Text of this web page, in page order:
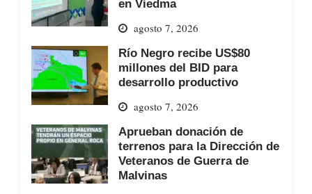
en Viedma
agosto 7, 2026
Río Negro recibe US$80
millones del BID para
desarrollo productivo
agosto 7, 2026
Aprueban donación de
terrenos para la Dirección de
Veteranos de Guerra de
Malvinas